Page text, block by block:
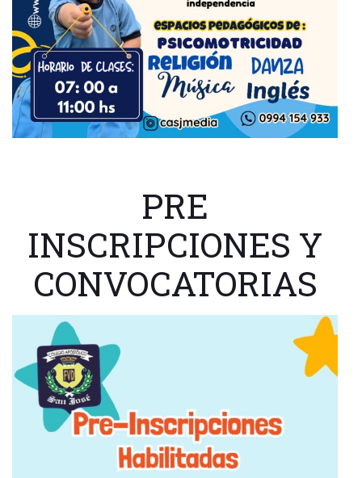
PRE
INSCRIPCIONES Y
CONVOCATORIAS